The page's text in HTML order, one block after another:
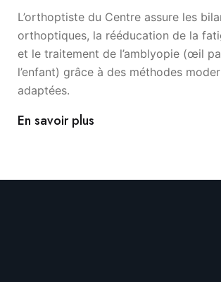
L’orthoptiste du Centre assure les
orthoptiques, la rééducation de la
et le traitement de l’amblyopie (œil
l’enfant) grâce à des méthodes
adaptées.
En savoir plus